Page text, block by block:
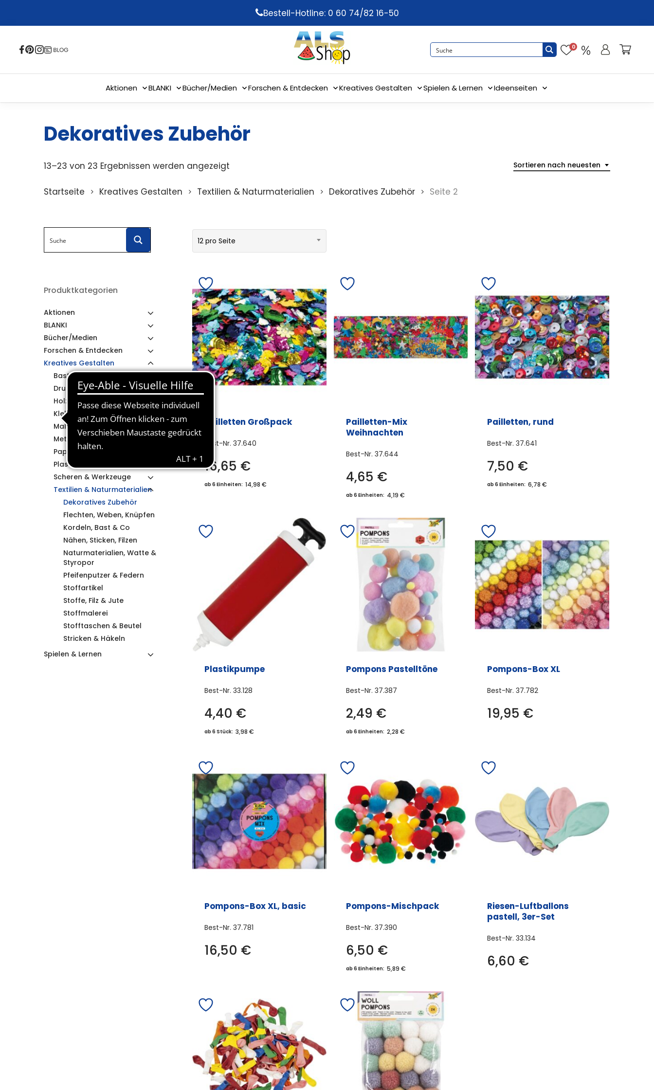
content
Bestell-Hotline: 0 60 74/82 16-50
0
Aktionen BLANKI Bücher/Medien Forschen & Entdecken Kreatives Gestalten Spielen & Lernen Ideenseiten
Dekoratives Zubehör
Sortieren nach neuesten
13–23 von 23 Ergebnissen werden angezeigt
Startseite Kreatives Gestalten Textilien & Naturmaterialien Dekoratives Zubehör Seite 2
Produktkategorien
Aktionen
BLANKI
Bücher/Medien
Forschen & Entdecken
Kreatives Gestalten
Bastelsätze
Drucken
Holz
Klebstoffe
Malen & Zeichnen
Metall & Kunststoff
Papier, Karton & Folie
Plastisches Gestalten
Scheren & Werkzeuge
Textilien & Naturmaterialien
Dekoratives Zubehör
Flechten, Weben, Knüpfen
Kordeln, Bast & Co
Nähen, Sticken, Filzen
Naturmaterialien, Watte &
Styropor
Pfeifenputzer & Federn
Stoffartikel
Stoffe, Filz & Jute
Stoffmalerei
Stofftaschen & Beutel
Stricken & Häkeln
Spielen & Lernen
12 pro Seite
Pailletten Großpack
Best-Nr.37.640
16,65 €
ab 6 Einheiten: 14,98 €
Pailletten-Mix
Weihnachten
Best-Nr. 37.644
4,65 €
ab 6 Einheiten: 4,19 €
Pailletten, rund
Best-Nr.37.641
7,50 €
ab 6 Einheiten: 6,78 €
Plastikpumpe
Best-Nr.33.128
4,40 €
ab 6 Stück: 3,98 €
Pompons Pastelltöne
Best-Nr. 37.387
2,49 €
ab 6 Einheiten: 2,28 €
Pompons-Box XL
Best-Nr.37.782
19,95 €
Die
Optionen
können
auf
der
Pompons-Box XL, basic
Best-Nr.37.781
16,50 €
Pompons-Mischpack
Best-Nr. 37.390
6,50 €
ab 6 Einheiten: 5,89 €
Riesen-Luftballons
pastell, 3er-Set
Best-Nr.33.134
6,60 €